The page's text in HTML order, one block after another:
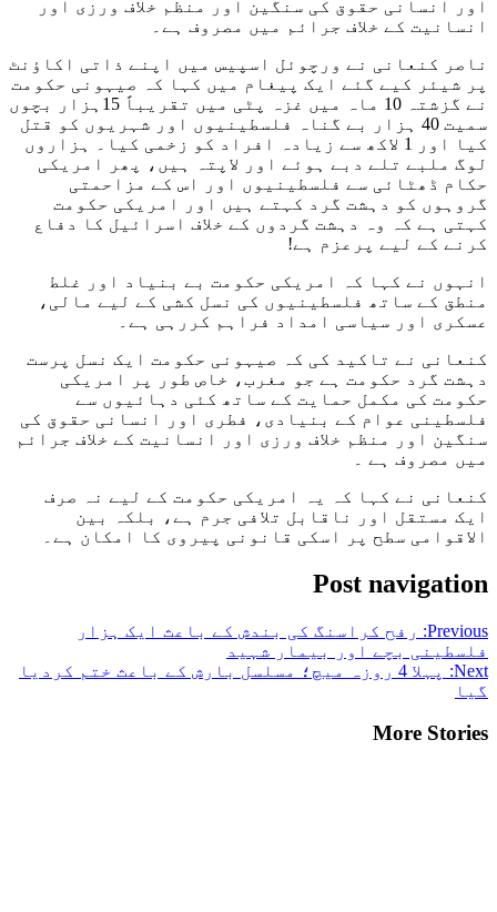
اور انسانی حقوق کی سنگین اور منظم خلاف ورزی اور
انسانیت کے خلاف جرائم میں مصروف ہے۔
ناصر کنعانی نے ورچوئل اسپیس میں اپنے ذاتی اکاؤنٹ
پر شیئر کیے گئے ایک پیغام میں کہا کہ صیہونی حکومت
نے گزشتہ 10 ماہ میں غزہ پٹی میں تقریباً 15ہزار بچوں
سمیت 40 ہزار بے گناہ فلسطینیوں اور شہریوں کو قتل
کیا اور 1 لاکھ سے زیادہ افراد کو زخمی کیا۔ ہزاروں
لوگ ملبے تلے دبے ہوئے اور لاپتہ ہیں، پھر امریکی
حکام ڈھٹائی سے فلسطینیوں اور اس کے مزاحمتی
گروہوں کو دہشت گرد کہتے ہیں اور امریکی حکومت
کہتی ہے کہ وہ دہشت گردوں کے خلاف اسرائیل کا دفاع
کرنے کے لیے پرعزم ہے!
انہوں نے کہا کہ امریکی حکومت بے بنیاد اور غلط
منطق کے ساتھ فلسطینیوں کی نسل کشی کے لیے مالی،
عسکری اور سیاسی امداد فراہم کررہی ہے۔
کنعانی نے تاکید کی کہ صیہونی حکومت ایک نسل پرست
دہشت گرد حکومت ہے جو مغرب، خاص طور پر امریکی
حکومت کی مکمل حمایت کے ساتھ کئی دہائیوں سے
فلسطینی عوام کے بنیادی، فطری اور انسانی حقوق کی
سنگین اور منظم خلاف ورزی اور انسانیت کے خلاف جرائم
میں مصروف ہے ۔
کنعانی نے کہا کہ یہ امریکی حکومت کے لیے نہ صرف
ایک مستقل اور ناقابل تلافی جرم ہے، بلکہ بین
الاقوامی سطح پر اسکی قانونی پیروی کا امکان ہے۔
Post navigation
Previous:
رفح کراسنگ کی بندش کے باعث ایک ہزار
فلسطینی بچے اور بیمار شہید
Next:
پہلا 4 روزہ میچ؛ مسلسل بارش کے باعث ختم کردیا
گیا
More Stories